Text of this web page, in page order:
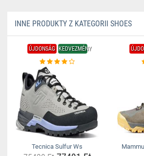
INNE PRODUKTY Z KATEGORII SHOES
ÚJDONSÁG KEDVEZMÉNY
Tecnica Sulfur Ws